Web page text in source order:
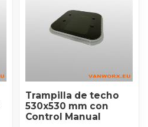
Trampilla de techo
530x530 mm con
Control Manual